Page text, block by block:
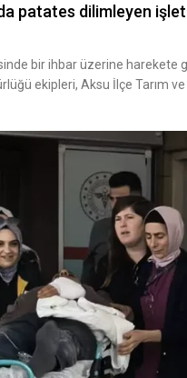
patates dilimleyen
bir ihbar üzerine harekete
ekipleri, Aksu İlçe Tarım